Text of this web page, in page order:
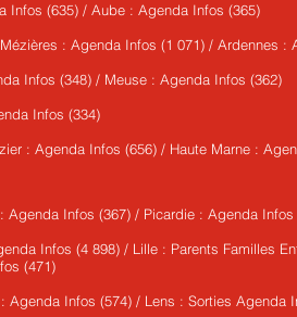
Infos (635) / Aube : Agenda Infos (365)
: Agenda Infos (1 071) / Ardennes :
Infos (348) / Meuse : Agenda Infos (362)
Infos (334)
: Agenda Infos (656) / Haute Marne :
Agenda Infos (367) / Picardie : Agenda Infos
Infos (4 898) / Lille : Parents Familles
(471)
Agenda Infos (574) / Lens : Sorties